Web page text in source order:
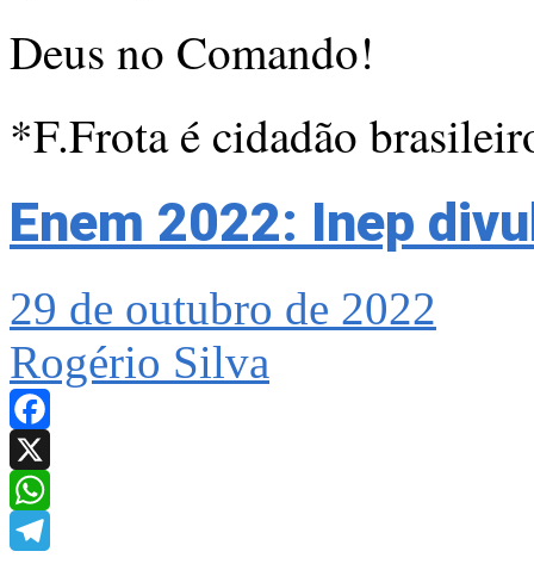
Deus no Comando!
*F.Frota é cidadão
Enem 2022: Inep
29 de outubro de 2022
Rogério Silva
Facebook
X
WhatsApp